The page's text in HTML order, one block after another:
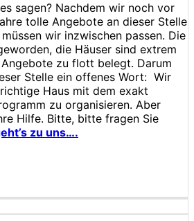
sagen? Nachdem wir noch vor
tolle Angebote an dieser Stelle
wir inzwischen passen. Die
die Häuser sind extrem
zu flott belegt. Darum
Stelle ein offenes Wort: Wir
Haus mit dem exakt
zu organisieren. Aber
Hilfe. Bitte, bitte fragen Sie
zu uns….